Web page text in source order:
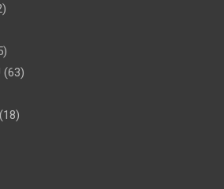
(63)
(18)